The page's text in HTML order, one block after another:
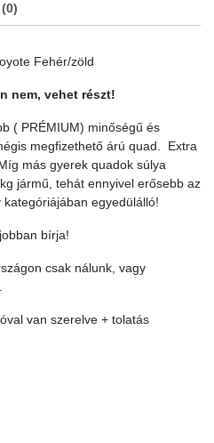
Fehér/zöld
nem, vehet részt!
( PRÉMIUM) minőségű és
megfizethető árú quad. Extra
más gyerek quadok súlya
jármű, tehát ennyivel erősebb az
egyedülálló!
bírja!
csak nálunk, vagy
van szerelve + tolatás